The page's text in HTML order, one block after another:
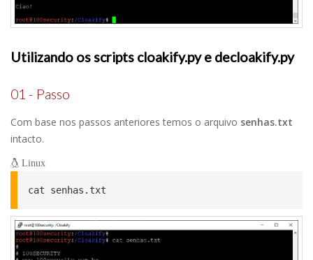
Utilizando os scripts cloakify.py e decloakify.py
01 - Passo
Com base nos passos anteriores temos o arquivo senhas.txt
intacto.
Linux
cat senhas.txt